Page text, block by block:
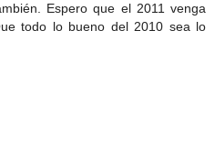
Espero que el 2011 venga
todo lo bueno del 2010 sea lo